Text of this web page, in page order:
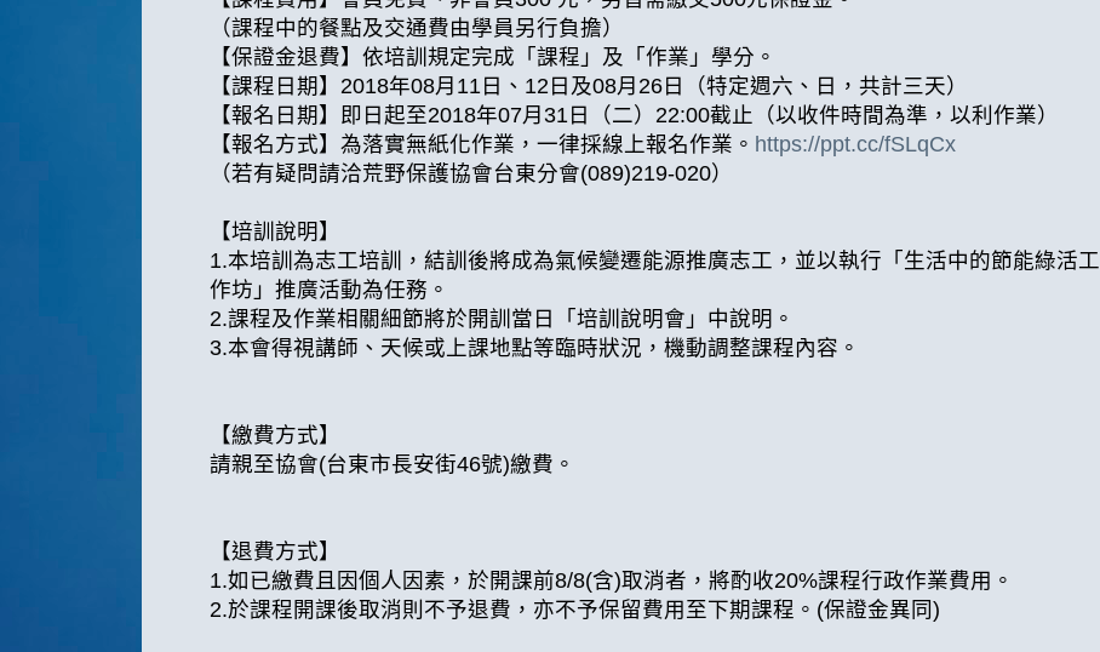
（課程中的餐點及交通費由學員另行負擔）
【保證金退費】依培訓規定完成「課程」及「作業」學分。
【課程日期】2018年08月11日、12日及08月26日（特定週六、日，共計三天）
【報名日期】即日起至2018年07月31日（二）22:00截止（以收件時間為準，以利作業）
【報名方式】為落實無紙化作業，一律採線上報名作業。 https://ppt.cc/fSLqCx
（若有疑問請洽荒野保護協會台東分會(089)219-020）
【培訓說明】
1.本培訓為志工培訓，結訓後將成為氣候變遷能源推廣志工，並以執行「生活中的節能綠活工
作坊」推廣活動為任務。
2.課程及作業相關細節將於開訓當日「培訓說明會」中說明。
3.本會得視講師、天候或上課地點等臨時狀況，機動調整課程內容。
【繳費方式】
請親至協會(台東市長安街46號)繳費。
【退費方式】
1.如已繳費且因個人因素，於開課前8/8(含)取消者，將酌收20%課程行政作業費用。
2.於課程開課後取消則不予退費，亦不予保留費用至下期課程。(保證金異同)